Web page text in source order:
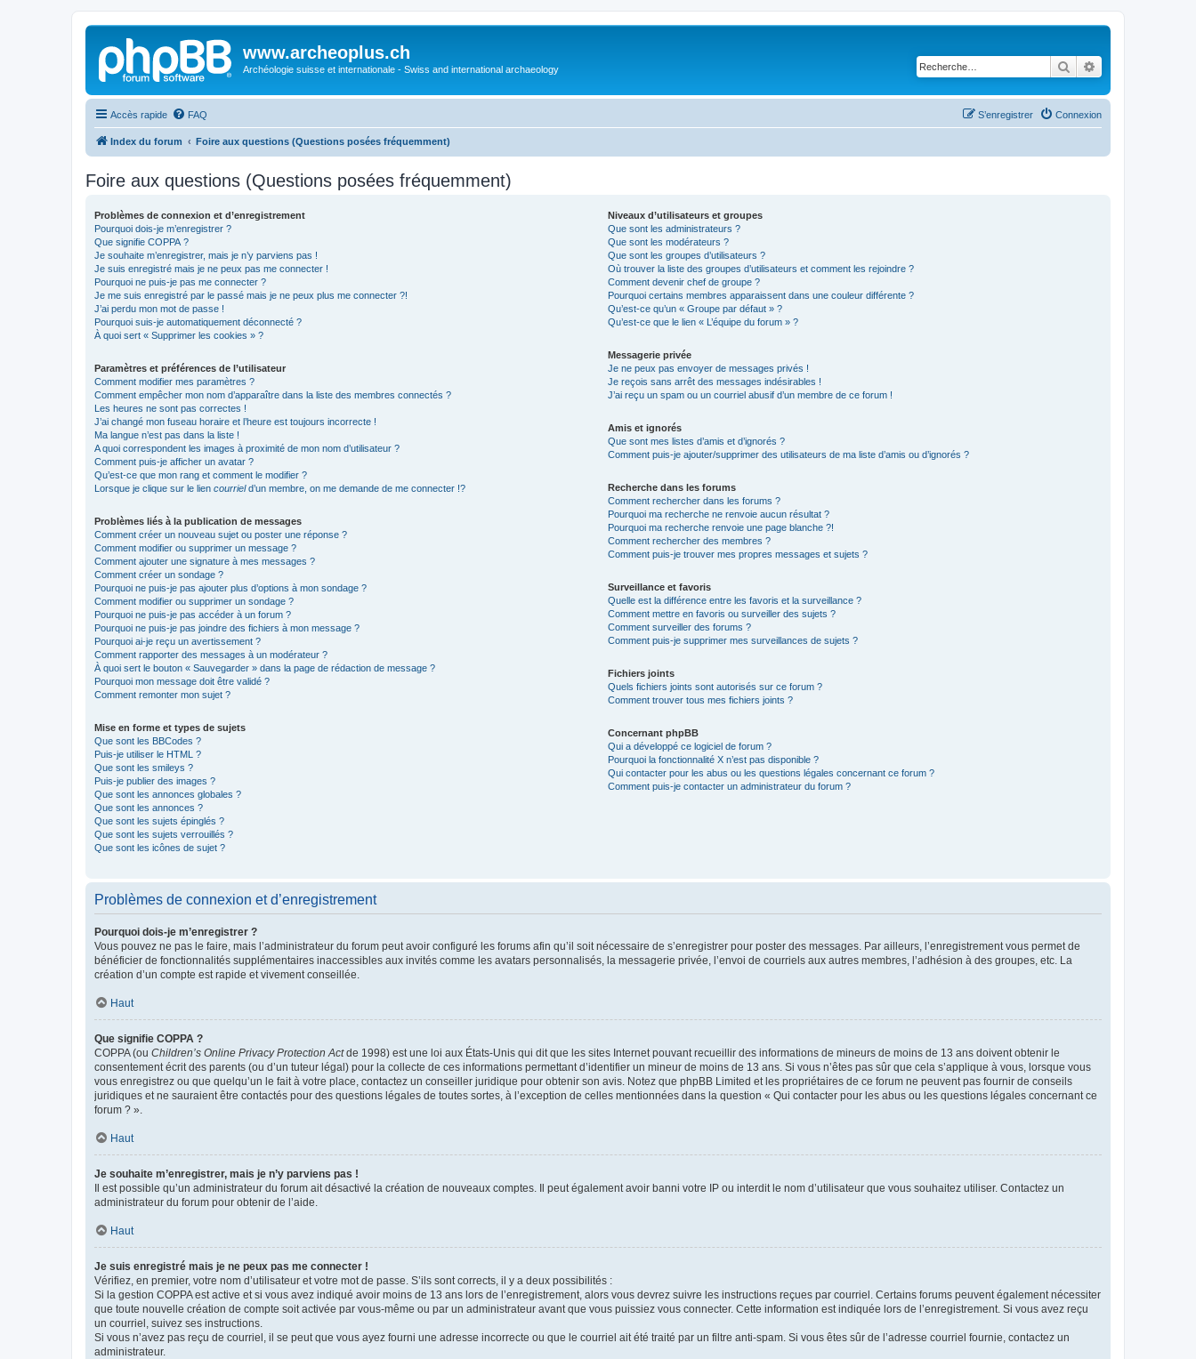
www.archeoplus.ch
Archéologie suisse et internationale - Swiss and international archaeology Rechercher
Accès rapide FAQ Connexion
S’enregistrer
Index du forum Foire aux questions (Questions posées fréquemment)
Foire aux questions (Questions posées fréquemment)
Problèmes de connexion et d’enregistrement
Pourquoi dois-je m’enregistrer ?
Que signifie COPPA ?
Je souhaite m’enregistrer, mais je n’y parviens pas !
Je suis enregistré mais je ne peux pas me connecter !
Pourquoi ne puis-je pas me connecter ?
Je me suis enregistré par le passé mais je ne peux plus me connecter ?!
J’ai perdu mon mot de passe !
Pourquoi suis-je automatiquement déconnecté ?
À quoi sert « Supprimer les cookies » ?
Paramètres et préférences de l’utilisateur
Comment modifier mes paramètres ?
Comment empêcher mon nom d’apparaître dans la liste des membres connectés ?
Les heures ne sont pas correctes !
J’ai changé mon fuseau horaire et l’heure est toujours incorrecte !
Ma langue n’est pas dans la liste !
A quoi correspondent les images à proximité de mon nom d’utilisateur ?
Comment puis-je afficher un avatar ?
Qu’est-ce que mon rang et comment le modifier ?
Lorsque je clique sur le lien courrield’un membre, on me demande de me connecter !?
Problèmes liés à la publication de messages
Comment créer un nouveau sujet ou poster une réponse ?
Comment modifier ou supprimer un message ?
Comment ajouter une signature à mes messages ?
Comment créer un sondage ?
Pourquoi ne puis-je pas ajouter plus d’options à mon sondage ?
Comment modifier ou supprimer un sondage ?
Pourquoi ne puis-je pas accéder à un forum ?
Pourquoi ne puis-je pas joindre des fichiers à mon message ?
Pourquoi ai-je reçu un avertissement ?
Comment rapporter des messages à un modérateur ?
À quoi sert le bouton « Sauvegarder » dans la page de rédaction de message ?
Pourquoi mon message doit être validé ?
Comment remonter mon sujet ?
Mise en forme et types de sujets
Que sont les BBCodes ?
Puis-je utiliser le HTML ?
Que sont les smileys ?
Puis-je publier des images ?
Que sont les annonces globales ?
Que sont les annonces ?
Que sont les sujets épinglés ?
Que sont les sujets verrouillés ?
Que sont les icônes de sujet ?
Niveaux d’utilisateurs et groupes
Que sont les administrateurs ?
Que sont les modérateurs ?
Que sont les groupes d’utilisateurs ?
Où trouver la liste des groupes d’utilisateurs et comment les rejoindre ?
Comment devenir chef de groupe ?
Pourquoi certains membres apparaissent dans une couleur différente ?
Qu’est-ce qu’un « Groupe par défaut » ?
Qu’est-ce que le lien « L’équipe du forum » ?
Messagerie privée
Je ne peux pas envoyer de messages privés !
Je reçois sans arrêt des messages indésirables !
J’ai reçu un spam ou un courriel abusif d’un membre de ce forum !
Amis et ignorés
Que sont mes listes d’amis et d’ignorés ?
Comment puis-je ajouter/supprimer des utilisateurs de ma liste d’amis ou d’ignorés ?
Recherche dans les forums
Comment rechercher dans les forums ?
Pourquoi ma recherche ne renvoie aucun résultat ?
Pourquoi ma recherche renvoie une page blanche ?!
Comment rechercher des membres ?
Comment puis-je trouver mes propres messages et sujets ?
Surveillance et favoris
Quelle est la différence entre les favoris et la surveillance ?
Comment mettre en favoris ou surveiller des sujets ?
Comment surveiller des forums ?
Comment puis-je supprimer mes surveillances de sujets ?
Fichiers joints
Quels fichiers joints sont autorisés sur ce forum ?
Comment trouver tous mes fichiers joints ?
Concernant phpBB
Qui a développé ce logiciel de forum ?
Pourquoi la fonctionnalité X n’est pas disponible ?
Qui contacter pour les abus ou les questions légales concernant ce forum ?
Comment puis-je contacter un administrateur du forum ?
Problèmes de connexion et d’enregistrement
Pourquoi dois-je m’enregistrer ?
Vous pouvez ne pas le faire, mais l’administrateur du forum peut avoir configuré les forums afin qu’il soit nécessaire de s’enregistrer pour poster des messages. Par ailleurs, l’enregistrement vous permet de
bénéficier de fonctionnalités supplémentaires inaccessibles aux invités comme les avatars personnalisés, la messagerie privée, l’envoi de courriels aux autres membres, l’adhésion à des groupes, etc. La
création d’un compte est rapide et vivement conseillée.
Haut
Que signifie COPPA ?
COPPA (ou Children’s Online Privacy Protection Actde 1998) est une loi aux États-Unis qui dit que les sites Internet pouvant recueillir des informations de mineurs de moins de 13 ans doivent obtenir le
consentement écrit des parents (ou d’un tuteur légal) pour la collecte de ces informations permettant d’identifier un mineur de moins de 13 ans. Si vous n’êtes pas sûr que cela s’applique à vous, lorsque vous
vous enregistrez ou que quelqu’un le fait à votre place, contactez un conseiller juridique pour obtenir son avis. Notez que phpBB Limited et les propriétaires de ce forum ne peuvent pas fournir de conseils
juridiques et ne sauraient être contactés pour des questions légales de toutes sortes, à l’exception de celles mentionnées dans la question « Qui contacter pour les abus ou les questions légales concernant ce
forum ? ».
Haut
Je souhaite m’enregistrer, mais je n’y parviens pas !
Il est possible qu’un administrateur du forum ait désactivé la création de nouveaux comptes. Il peut également avoir banni votre IP ou interdit le nom d’utilisateur que vous souhaitez utiliser. Contactez un
administrateur du forum pour obtenir de l’aide.
Haut
Je suis enregistré mais je ne peux pas me connecter !
Vérifiez, en premier, votre nom d’utilisateur et votre mot de passe. S’ils sont corrects, il y a deux possibilités :
Si la gestion COPPA est active et si vous avez indiqué avoir moins de 13 ans lors de l’enregistrement, alors vous devrez suivre les instructions reçues par courriel. Certains forums peuvent également nécessiter
que toute nouvelle création de compte soit activée par vous-même ou par un administrateur avant que vous puissiez vous connecter. Cette information est indiquée lors de l’enregistrement. Si vous avez reçu
un courriel, suivez ses instructions.
Si vous n’avez pas reçu de courriel, il se peut que vous ayez fourni une adresse incorrecte ou que le courriel ait été traité par un filtre anti-spam. Si vous êtes sûr de l’adresse courriel fournie, contactez un
administrateur.